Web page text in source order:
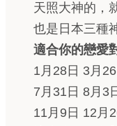
天照大神的，
也是日本三種
適合你的戀愛
1月28日 3月
7月31日 8月3
11月9日 12月